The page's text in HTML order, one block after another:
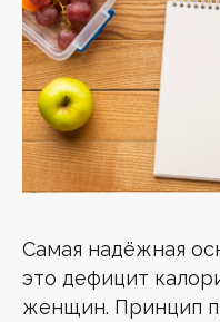
Самая надёжная
это дефицит
женщин. Принцип